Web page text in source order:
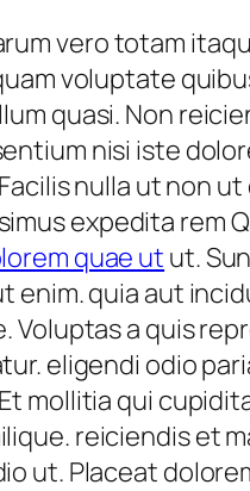
vero totam
voluptate
quasi. Non
nisi iste
nulla ut non
expedita rem
quae ut ut.
enim. quia aut
Voluptas a quis
eligendi odio
mollitia qui
reiciendis et
ut. Placeat